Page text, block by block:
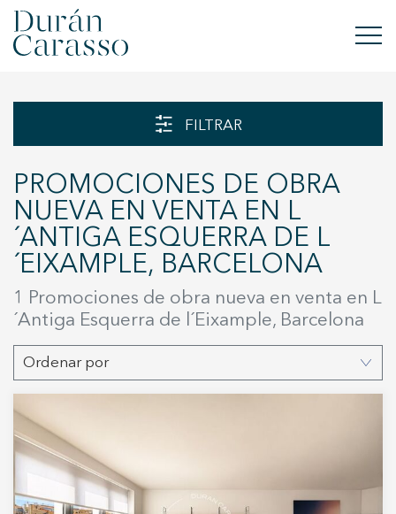
VENDER
OBRA NUEVA
INVERSIONES
GRUPO DC
CONTACTO
+34 935 178 067
FILTRAR
PROMOCIONES DE OBRA
NUEVA EN VENTA EN L
´ANTIGA ESQUERRA DE L
´EIXAMPLE, BARCELONA
1 Promociones de obra nueva en venta en L
´Antiga Esquerra de l´Eixample, Barcelona
Ordenar por